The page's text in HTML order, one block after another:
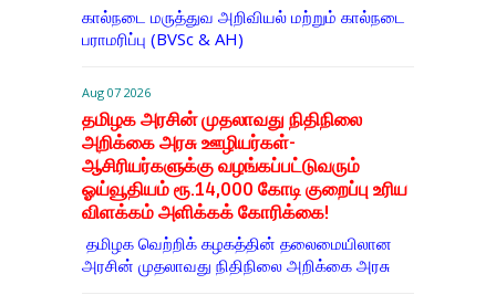
கால்நடை மருத்துவ அறிவியல் மற்றும் கால்நடை
பராமரிப்பு (BVSc & AH)
Aug 07 2026
தமிழக அரசின் முதலாவது நிதிநிலை
அறிக்கை அரசு ஊழியர்கள்-
ஆசிரியர்களுக்கு வழங்கப்பட்டுவரும்
ஓய்வூதியம் ரூ.14,000 கோடி குறைப்பு உரிய
விளக்கம் அளிக்கக் கோரிக்கை!
தமிழக வெற்றிக் கழகத்தின் தலைமையிலான
அரசின் முதலாவது நிதிநிலை அறிக்கை அரசு